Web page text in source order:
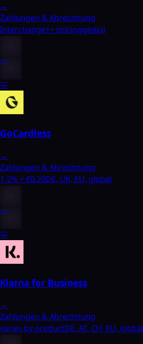
→
Zahlungen & Abrechnung
Interchange++ pricingglobal
—
—
→
GoCardless
→
Zahlungen & Abrechnung
1-2% + €0.20DE, UK, EU, global
—
—
→
Klarna for Business
→
Zahlungen & Abrechnung
varies by productDE, AT, CH, EU, global